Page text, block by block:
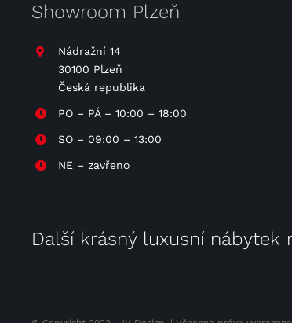
Showroom Plzeň
Nádražní 14
30100 Plzeň
Česká republika
PO – PÁ – 10:00 – 18:00
SO – 09:00 – 13:00
NE – zavřeno
Další krásný luxusní nábytek